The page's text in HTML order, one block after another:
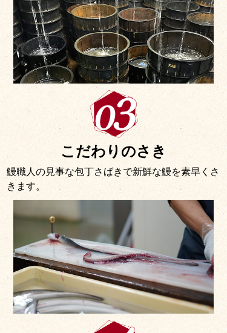
こだわりのさき
鰻職人の見事な包丁さばきで新鮮な鰻を素早くさ
きます。